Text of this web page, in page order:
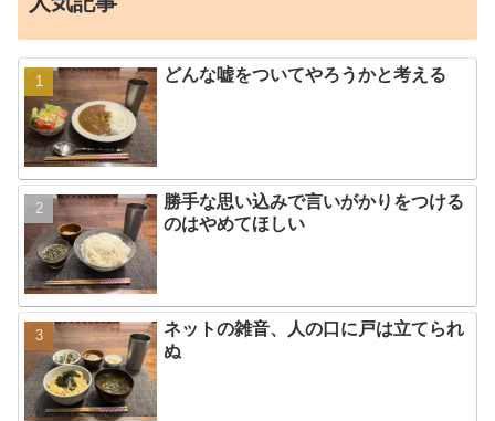
どんな嘘をついてやろうかと考える
勝手な思い込みで言いがかりをつける
のはやめてほしい
ネットの雑音、人の口に戸は立てられ
ぬ